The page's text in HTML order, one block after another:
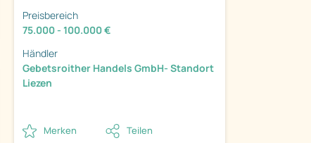
Preisbereich
75.000 - 100.000 €
Händler
Gebetsroither Handels GmbH- Standort
Liezen
Merken Teilen